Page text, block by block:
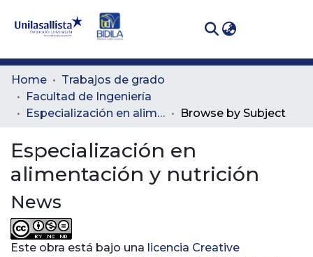
Communities
& Collections
All of DSpace
Home
Trabajos de grado
Facultad de Ingeniería
Especialización en alimentación y nutrición
Browse by Subject
Especialización en
alimentación y nutrición
News
Este obra está bajo una licencia Creative